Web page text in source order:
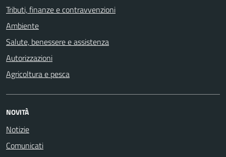
Tributi, finanze e contravvenzioni
Ambiente
Salute, benessere e assistenza
Autorizzazioni
Agricoltura e pesca
NOVITÀ
Notizie
Comunicati